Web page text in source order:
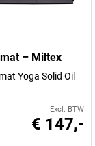
– Miltex
Yoga Solid Oil
Excl. BTW
€ 147,-